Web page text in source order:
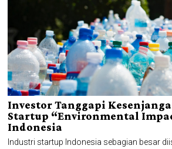
Investor Tanggapi
Startup “Environmental
Indonesia
Industri startup Indonesia sebagian besar